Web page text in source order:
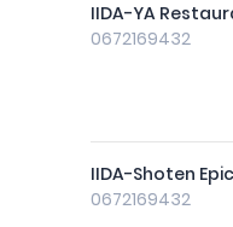
IIDA-YA
0672169432
IIDA-Shoten
0672169432